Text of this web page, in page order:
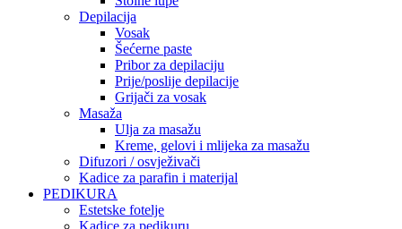
Depilacija
Vosak
Šećerne paste
Pribor za depilaciju
Prije/poslije depilacije
Grijači za vosak
Masaža
Ulja za masažu
Kreme, gelovi i mlijeka za masažu
Difuzori / osvježivači
Kadice za parafin i materijal
PEDIKURA
Estetske fotelje
Kadice za pedikuru